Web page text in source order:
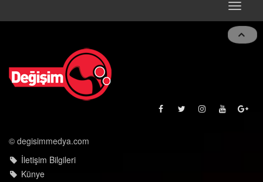
Toggle
© degisimmedya.com
İletişim Bilgileri
Künye